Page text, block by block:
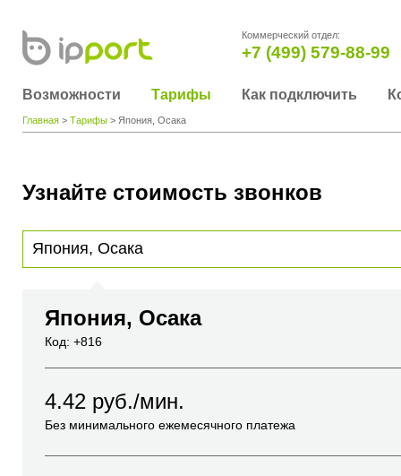
Коммерческий отдел:
+7 (499) 579-88-99
Возможности Тарифы Как подключить
Главная > Тарифы > Япония, Осака
Узнайте стоимость звонков
Япония, Осака
Код: +816
4.42 руб./мин.
Без минимального ежемесячного платежа